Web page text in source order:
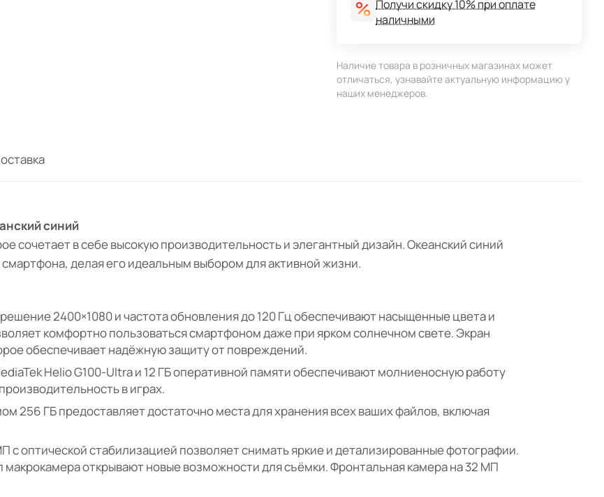
Получи скидку 10% при оплате
наличными
Наличие товара в розничных магазинах может
отличаться, узнавайте актуальную информацию у
наших менеджеров.
синий
сочетает в себе высокую производительность и элегантный дизайн. Океанский синий
делая его идеальным выбором для активной жизни.
2400×1080 и частота обновления до 120 Гц обеспечивают насыщенные цвета и
комфортно пользоваться смартфоном даже при ярком солнечном свете. Экран
обеспечивает надёжную защиту от повреждений.
Helio G100-Ultra и 12 ГБ оперативной памяти обеспечивают молниеносную работу
в играх.
256 ГБ предоставляет достаточно места для хранения всех ваших файлов, включая
с оптической стабилизацией позволяет снимать яркие и детализированные фотографии.
открывают новые возможности для съёмки. Фронтальная камера на 32 МП